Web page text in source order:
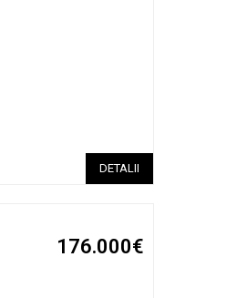
DETALII
176.000€